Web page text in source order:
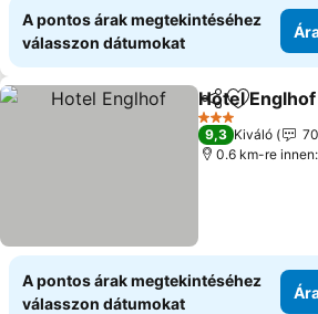
A pontos árak megtekintéséhez
válasszon dátumokat
Megosztás
Hotel Englhof
3 Kategória
9,3 Kiváló
0.6 km-re
A pontos árak megtekintéséhez
válasszon dátumokat